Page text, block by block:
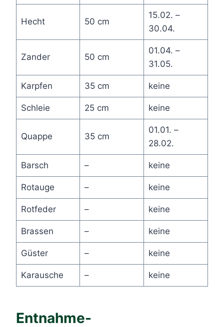
Hecht 50 cm
15.02. –
30.04.
Zander 50 cm
01.04. –
31.05.
Karpfen 35 cm keine
Schleie 25 cm keine
Quappe 35 cm
01.01. –
28.02.
Barsch – keine
Rotauge – keine
Rotfeder – keine
Brassen – keine
Güster – keine
Karausche – keine
Entnahme-